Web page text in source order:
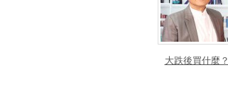
大跌後買什麼？